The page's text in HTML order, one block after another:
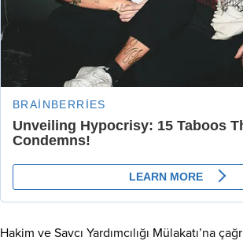
Hakim ve Savcı Yardımcılığı Mülakatı’na